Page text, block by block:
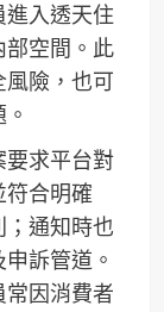
入透天住
部空間。此
險，也可
求平台對
符合明確
通知時也
訴管道。
因消費者